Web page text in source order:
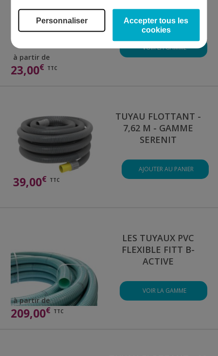
TUYAUX FLOTTANTS
AVEC EMBOUTS D38
à partir de
23,00€ TTC
VOIR LA GAMME
TUYAU FLOTTANT -
7,62 M - GAMME
SERENIT
39,00€ TTC
AJOUTER AU PANIER
LES TUYAUX PVC
FLEXIBLE FITT B-
ACTIVE
à partir de
209,00€ TTC
VOIR LA GAMME
Personnaliser
Accepter tous les
cookies